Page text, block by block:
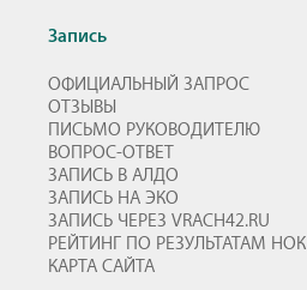
Запись
ОФИЦИАЛЬНЫЙ ЗАПРОС
ОТЗЫВЫ
ПИСЬМО РУКОВОДИТЕЛЮ
ВОПРОС-ОТВЕТ
ЗАПИСЬ В АЛДО
ЗАПИСЬ НА ЭКО
ЗАПИСЬ ЧЕРЕЗ VRACH42.RU
РЕЙТИНГ ПО РЕЗУЛЬТАТАМ НОК
КАРТА САЙТА